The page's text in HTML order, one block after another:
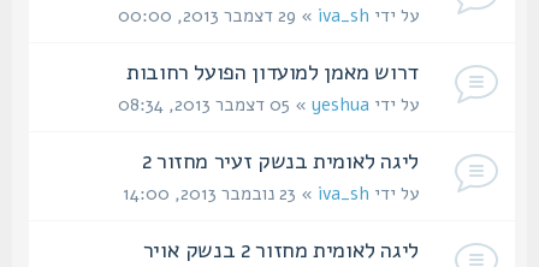
על ידיiva_sh» 29 דצמבר 2013, 00:00
דרוש מאמן למועדון הפועל רחובות
על ידיyeshua» 05 דצמבר 2013, 08:34
ליגה לאומית בנשק זעיר מחזור 2
על ידיiva_sh» 23 נובמבר 2013, 14:00
ליגה לאומית מחזור 2 בנשק אויר